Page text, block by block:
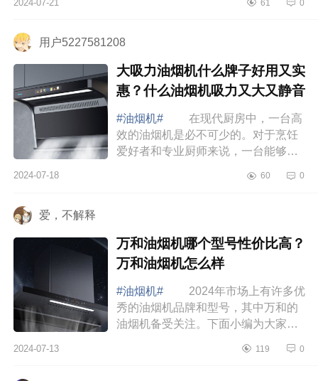
碑好又便宜油烟机有哪些 油烟机
2024-07-21 61 0
用户5227581208
大吸力油烟机什么牌子好用又实
惠？什么油烟机吸力又大又静音
#油烟机#
在现代厨房中，一台高
效的油烟机是必不可少的。对于烹饪
爱好者和专业厨师来说，一台能够快
烟机，不仅能提高烹饪效率，还能确
2024-07-18 60 0
爱，不解释
万和油烟机哪个型号性价比高？
万和油烟机怎么样
#油烟机#
2024年市场上有许多优
秀的油烟机品牌和型号，其中万和的
油烟机备受关注。下面小编为大家介
万和油烟机怎么样 万和油烟机哪
2024-07-13 119 0